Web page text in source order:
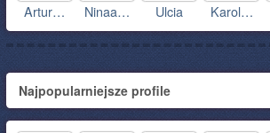
Artur… Ninaa… Ulcia Karol…
Najpopularniejsze profile